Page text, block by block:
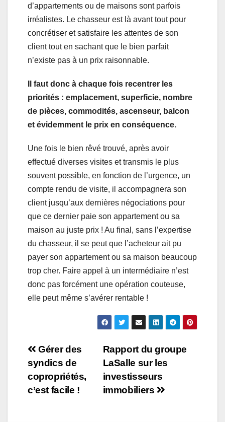
d’appartements ou de maisons sont parfois
irréalistes. Le chasseur est là avant tout pour
concrétiser et satisfaire les attentes de son
client tout en sachant que le bien parfait
n’existe pas à un prix raisonnable.
Il faut donc à chaque fois recentrer les
priorités : emplacement, superficie, nombre
de pièces, commodités, ascenseur, balcon
et évidemment le prix en conséquence.
Une fois le bien rêvé trouvé, après avoir
effectué diverses visites et transmis le plus
souvent possible, en fonction de l’urgence, un
compte rendu de visite, il accompagnera son
client jusqu’aux dernières négociations pour
que ce dernier paie son appartement ou sa
maison au juste prix ! Au final, sans l’expertise
du chasseur, il se peut que l’acheteur ait pu
payer son appartement ou sa maison beaucoup
trop cher. Faire appel à un intermédiaire n’est
donc pas forcément une opération couteuse,
elle peut même s’avérer rentable !
Navigation
de
l’article
Rapport du groupe
LaSalle sur les
investisseurs
immobiliers
Gérer des
syndics de
copropriétés,
c’est facile !